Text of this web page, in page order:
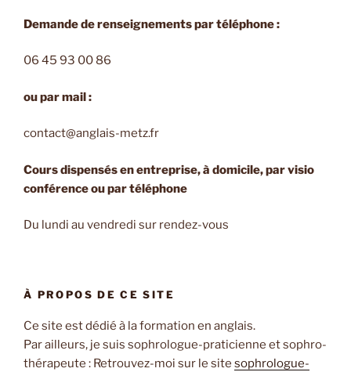
Demande de renseignements par téléphone :
06 45 93 00 86
ou par mail :
contact@anglais-metz.fr
Cours dispensés en entreprise, à domicile, par visio
conférence ou par téléphone
Du lundi au vendredi sur rendez-vous
À PROPOS DE CE SITE
Ce site est dédié à la formation en anglais.
Par ailleurs, je suis sophrologue-praticienne et sophro-
thérapeute : Retrouvez-moi sur le site sophrologue-